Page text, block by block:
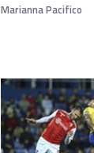
Marianna Pacifico